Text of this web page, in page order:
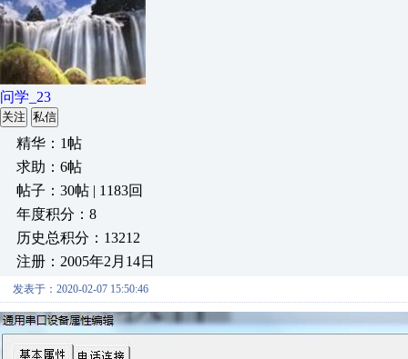
问学_23
关注 私信
精华：1帖
求助：6帖
帖子：30帖 | 1183回
年度积分：8
历史总积分：13212
注册：2005年2月14日
发表于：2020-02-07 15:50:46